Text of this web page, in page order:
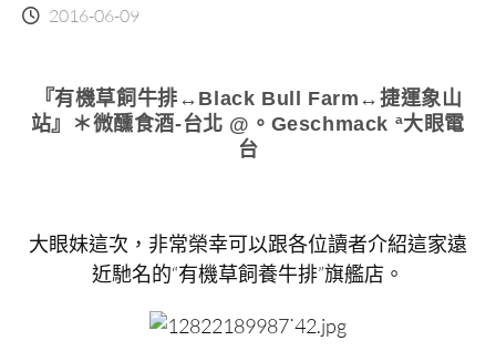
高
雄
灣
火
第
2016-06-09
『有機草飼牛排↔Black Bull Farm↔捷運象山
站』＊微醺食酒-台北 @。Geschmack ª大眼電
台
大眼妹這次，非常榮幸可以跟各位讀者介紹這家遠
近馳名的“有機草飼養牛排”旗艦店。